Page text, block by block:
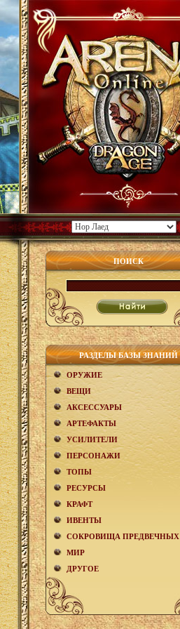
ПОИСК
РАЗДЕЛЫ БАЗЫ ЗНАНИЙ
ОРУЖИЕ
ВЕЩИ
АКCЕСCУАРЫ
АРТЕФАКТЫ
УСИЛИТЕЛИ
ПЕРСОНАЖИ
ТОПЫ
РЕСУРСЫ
КРАФТ
ИВЕНТЫ
СОКРОВИЩА ПРЕДВЕЧНЫХ
МИР
ДРУГОЕ